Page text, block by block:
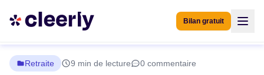
Bilan gratuit
Retraite 9 min de lecture 0 commentaire